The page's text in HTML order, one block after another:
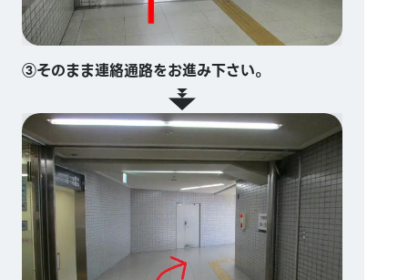
③そのまま連絡通路をお進み下さい。